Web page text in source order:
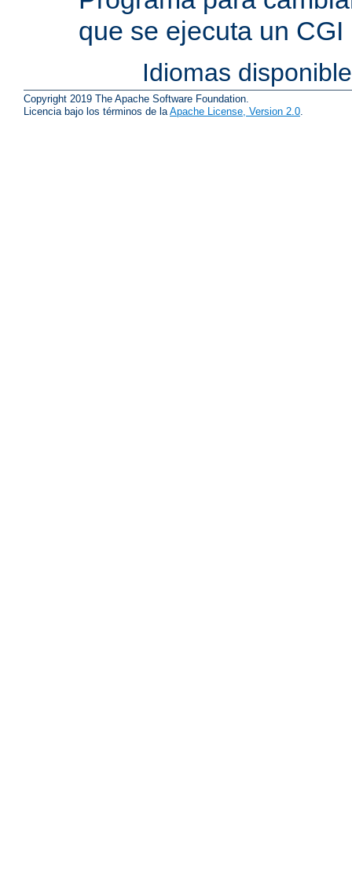
que se ejecuta un CGI
Idiomas
Copyright 2019 The Apache Software Foundation.
Licencia bajo los términos de laApache License, Version 2.0.